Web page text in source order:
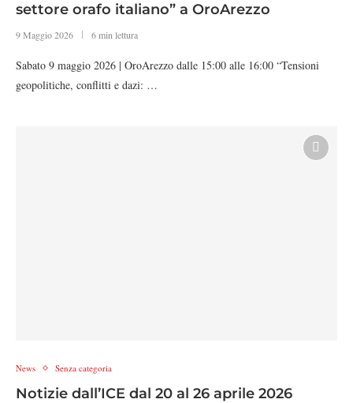
settore orafo italiano” a OroArezzo
9 Maggio 2026 6 min lettura
Sabato 9 maggio 2026 | OroArezzo dalle 15:00 alle 16:00 “Tensioni
geopolitiche, conflitti e dazi: …
News Senza categoria
Notizie dall’ICE dal 20 al 26 aprile 2026